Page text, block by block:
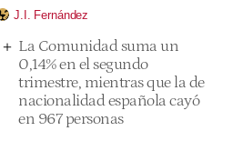
J.I. Fernández
La Comunidad suma un
0,14% en el segundo
trimestre, mientras que la de
nacionalidad española cayó
en 967 personas